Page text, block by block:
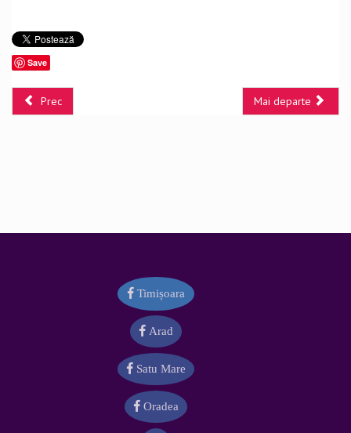
Save
Prec Mai departe
Timișoara
Arad
Satu Mare
Oradea